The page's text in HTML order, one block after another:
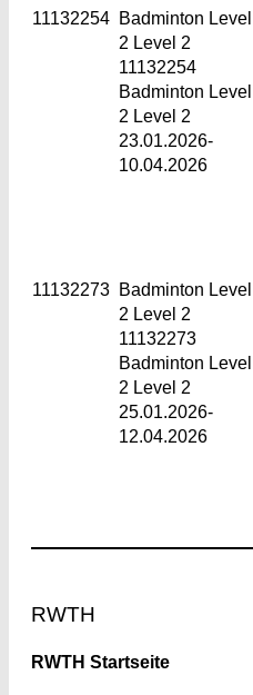
11132254 Badminton Level
2 Level 2
11132254
Badminton Level
2 Level 2
23.01.2026-
10.04.2026
11132273 Badminton Level
2 Level 2
11132273
Badminton Level
2 Level 2
25.01.2026-
12.04.2026
RWTH
RWTH Startseite